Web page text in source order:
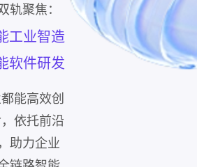
轨聚焦：
工业智造
软件研发
能高效创
依托前沿
助力企业